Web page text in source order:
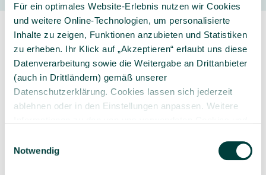
Für ein optimales Website-Erlebnis nutzen wir Cookies
und weitere Online-Technologien, um personalisierte
Inhalte zu zeigen, Funktionen anzubieten und Statistiken
zu erheben. Ihr Klick auf „Akzeptieren“ erlaubt uns diese
Datenverarbeitung sowie die Weitergabe an Drittanbieter
(auch in Drittländern) gemäß unserer
Datenschutzerklärung. Cookies lassen sich jederzeit
ablehnen oder in den Einstellungen anpassen. Weitere
schutz­erklärung
Notwendig
Sorgfältig ausgewähltes
Produktsortiment
Kompetente und
individuelle Beratung